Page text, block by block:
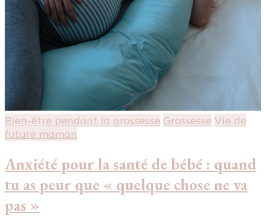
Bien-être pendant la grossesse Grossesse Vie de
future maman
Anxiété pour la santé de bébé : quand
tu as peur que « quelque chose ne va
pas »